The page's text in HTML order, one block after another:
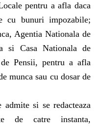
pentru a afla daca
cu bunuri impozabile;
Agentia Nationala de
si Casa Nationala de
Pensii, pentru a afla
munca sau cu dosar de
si se redacteaza
de catre instanta,